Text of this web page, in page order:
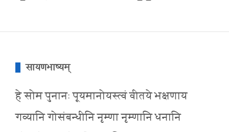
सायणभाष्यम्
हे सोम पुनानः पूयमानोयस्त्वं वीतये भक्षणाय
गव्यानि गोसंबन्धीनि नृम्णा नृम्णानि धनानि